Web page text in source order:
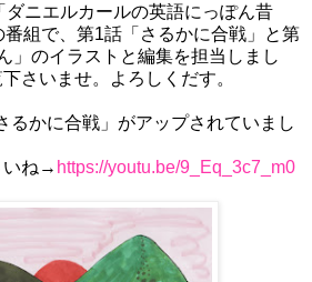
ダニエルカールの英語にっぽん昔
組で、第1話「さるかに合戦」と第
」のイラストと編集を担当しまし
さいませ。よろしくだす。
るかに合戦」がアップされていまし
いね→ https://youtu.be/9_Eq_3c7_m0